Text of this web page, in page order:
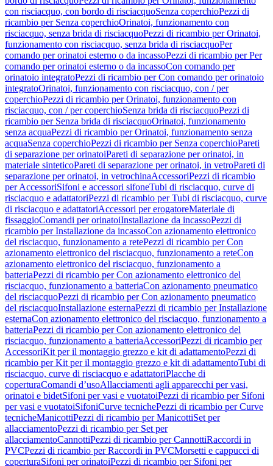
con risciacquo, con bordo di risciacquoSenza coperchioPezzi di
ricambio per Senza coperchioOrinatoi, funzionamento con
risciacquo, senza brida di risciacquoPezzi di ricambio per Orinatoi,
funzionamento con risciacquo, senza brida di risciacquoPer
comando per orinatoi esterno o da incassoPezzi di ricambio per Per
comando per orinatoi esterno o da incassoCon comando per
orinatoio integratoPezzi di ricambio per Con comando per orinatoio
integratoOrinatoi, funzionamento con risciacquo, con / per
coperchioPezzi di ricambio per Orinatoi, funzionamento con
risciacquo, con / per coperchioSenza brida di risciacquoPezzi di
ricambio per Senza brida di risciacquoOrinatoi, funzionamento
senza acquaPezzi di ricambio per Orinatoi, funzionamento senza
acquaSenza coperchioPezzi di ricambio per Senza coperchioPareti
di separazione per orinatoiPareti di separazione per orinatoi, in
materiale sinteticoPareti di separazione per orinatoi, in vetroPareti di
separazione per orinatoi, in vetrochinaAccessoriPezzi di ricambio
per AccessoriSifoni e accessori sifoneTubi di risciacquo, curve di
risciacquo e adattatoriPezzi di ricambio per Tubi di risciacquo, curve
di risciacquo e adattatoriAccessori per erogatoreMateriale di
fissaggioComandi per orinatoiInstallazione da incassoPezzi di
ricambio per Installazione da incassoCon azionamento elettronico
del risciacquo, funzionamento a retePezzi di ricambio per Con
azionamento elettronico del risciacquo, funzionamento a reteCon
azionamento elettronico del risciacquo, funzionamento a
batteriaPezzi di ricambio per Con azionamento elettronico del
risciacquo, funzionamento a batteriaCon azionamento pneumatico
del risciacquoPezzi di ricambio per Con azionamento pneumatico
del risciacquoInstallazione esternaPezzi di ricambio per Installazione
esternaCon azionamento elettronico del risciacquo, funzionamento a
batteriaPezzi di ricambio per Con azionamento elettronico del
risciacquo, funzionamento a batteriaAccessoriPezzi di ricambio per
AccessoriKit per il montaggio grezzo e kit di adattamentoPezzi di
ricambio per Kit per il montaggio grezzo e kit di adattamentoTubi di
risciacquo, curve di risciacquo e adattatoriPlacche di
coperturaComandi d’usoAllacciamenti agli apparecchi per vasi,
orinatoi e bidetSifoni per vasi e vuotatoiPezzi di ricambio per Sifoni
per vasi e vuotatoiSifoniCurve tecnichePezzi di ricambio per Curve
tecnicheManicottiPezzi di ricambio per ManicottiSet per
allacciamentoPezzi di ricambio per Set per
allacciamentoCannottiPezzi di ricambio per CannottiRaccordi in
PVCPezzi di ricambio per Raccordi in PVCMorsetti e cappucci di
coperturaSifoni per orinatoiPezzi di ricambio per Sifoni per